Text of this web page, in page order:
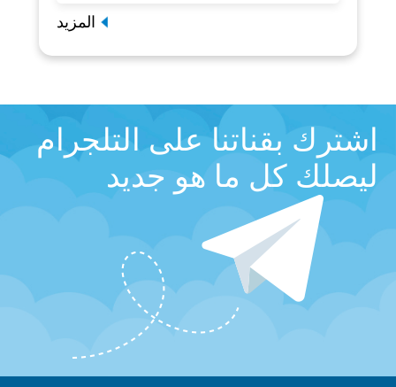
المزيد
اشترك بقناتنا على التلجرام
ليصلك كل ما هو جديد